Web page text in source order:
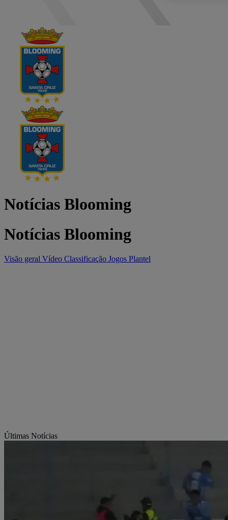
Notícias Blooming
Notícias Blooming
Visão geral Vídeo Classificação Jogos Plantel
Últimas Notícias